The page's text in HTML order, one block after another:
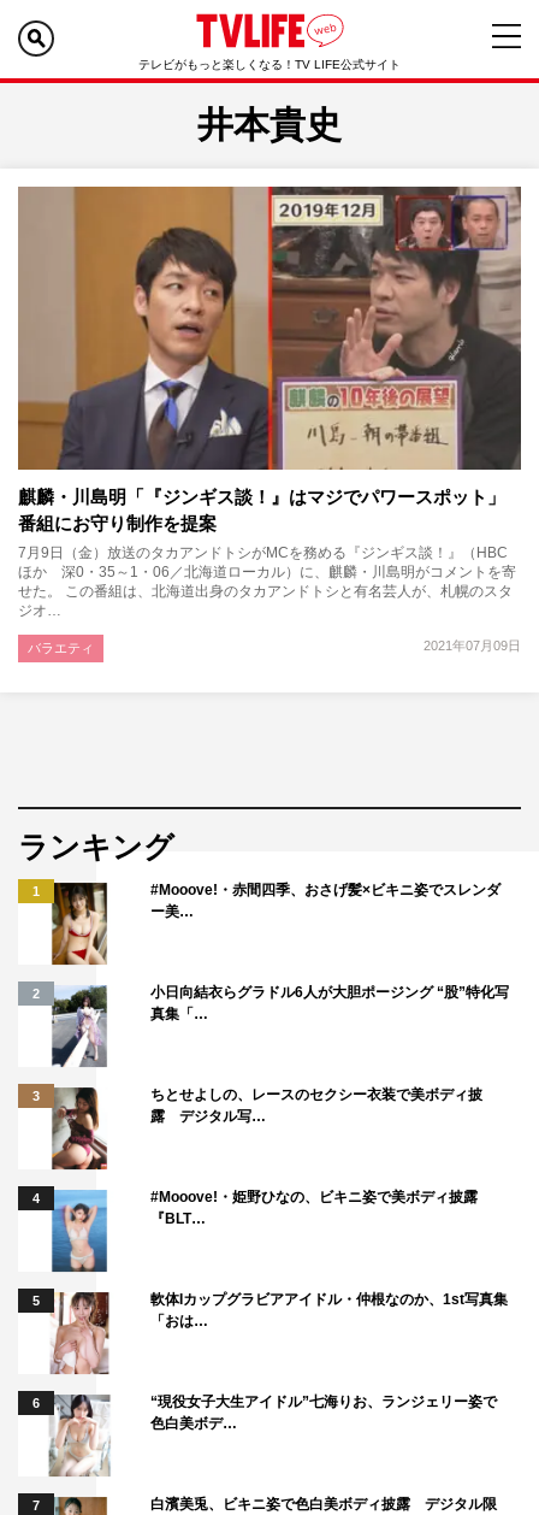
テレビがもっと楽しくなる！TV LIFE公式サイト
井本貴史
麒麟・川島明「『ジンギス談！』はマジでパワースポット」
番組にお守り制作を提案
7月9日（金）放送のタカアンドトシがMCを務める『ジンギス談！』（HBC
ほか 深0・35～1・06／北海道ローカル）に、麒麟・川島明がコメントを寄
せた。 この番組は、北海道出身のタカアンドトシと有名芸人が、札幌のスタ
ジオ…
2021年07月09日
バラエティ
ランキング
1
#Mooove!・赤間四季、おさげ髪×ビキニ姿でスレンダ
ー美…
2
小日向結衣らグラドル6人が大胆ポージング “股”特化写
真集「…
3
ちとせよしの、レースのセクシー衣装で美ボディ披
露 デジタル写…
4
#Mooove!・姫野ひなの、ビキニ姿で美ボディ披露
『BLT…
5
軟体Iカップグラビアアイドル・仲根なのか、1st写真集
「おは…
6
“現役女子大生アイドル”七海りお、ランジェリー姿で
色白美ボデ…
7
白濱美兎、ビキニ姿で色白美ボディ披露 デジタル限